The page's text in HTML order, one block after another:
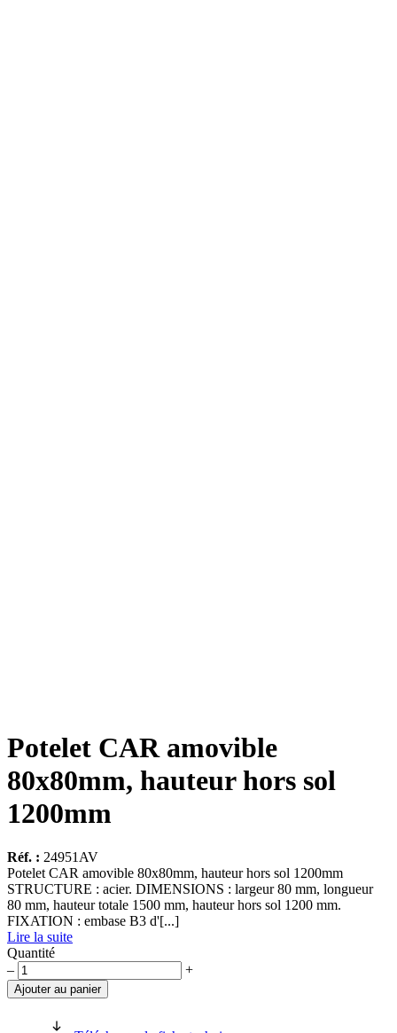
Potelet CAR amovible
80x80mm, hauteur hors sol
1200mm
Réf. : 24951AV
Potelet CAR amovible 80x80mm, hauteur hors sol 1200mm
STRUCTURE : acier. DIMENSIONS : largeur 80 mm, longueur
80 mm, hauteur totale 1500 mm, hauteur hors sol 1200 mm.
FIXATION : embase B3 d'[...]
Lire la suite
Quantité
quantité
de
Potelet
– +
Ajouter au panier